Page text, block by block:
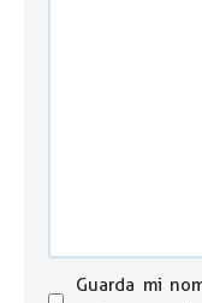
Guarda mi